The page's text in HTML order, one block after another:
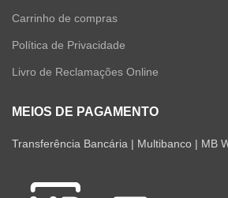
Carrinho de compras
Política de Privacidade
Livro de Reclamações Online
MEIOS DE PAGAMENTO
Transferência Bancária | Multibanco | MB